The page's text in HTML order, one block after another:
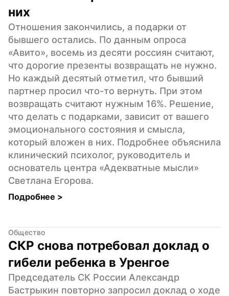
них
Отношения закончились, а подарки от
бывшего остались. По данным опроса
«Авито», восемь из десяти россиян считают,
что дорогие презенты возвращать не нужно.
Но каждый десятый отметил, что бывший
партнер просил что-то вернуть. При этом
возвращать считают нужным 16%. Решение,
что делать с подарками, зависит от вашего
эмоционального состояния и смысла,
который вложен в них. Подробнее объяснила
клинический психолог, руководитель и
основатель центра «Адекватные мысли»
Светлана Егорова.
Подробнее >
Общество
СКР снова потребовал доклад о
гибели ребенка в Уренгое
Председатель СК России Александр
Бастрыкин повторно запросил доклад о ходе